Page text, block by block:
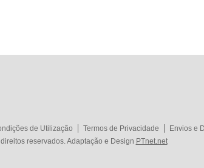
de Utilização Termos de Privacidade Envios e
reservados. Adaptação e Design PTnet.net